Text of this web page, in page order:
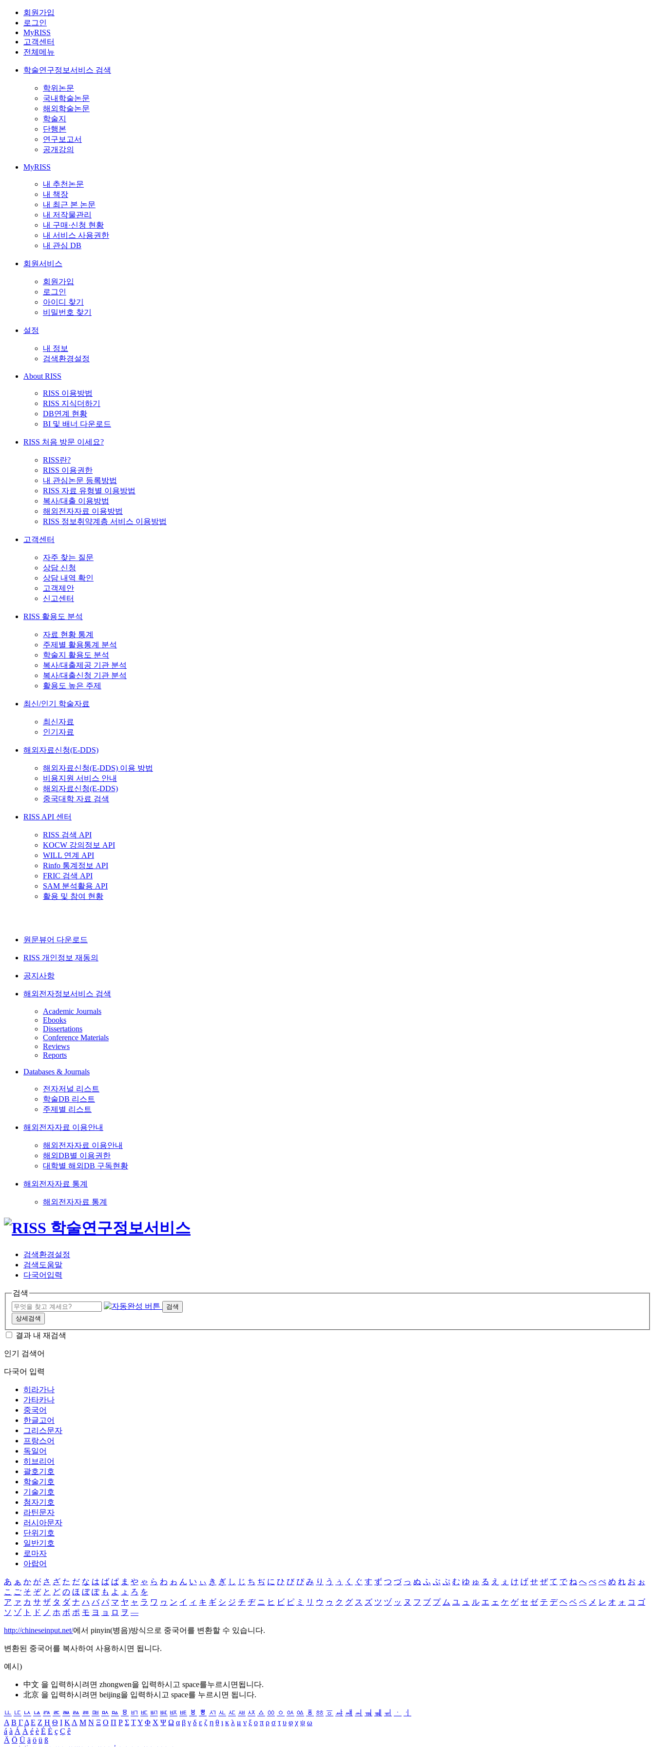
회원가입
로그인
MyRISS
고객센터
전체메뉴
학술연구정보서비스 검색
학위논문
국내학술논문
해외학술논문
학술지
단행본
연구보고서
공개강의
MyRISS
내 추천논문
내 책장
내 최근 본 논문
내 저작물관리
내 구매·신청 현황
내 서비스 사용권한
내 관심 DB
회원서비스
회원가입
로그인
아이디 찾기
비밀번호 찾기
설정
내 정보
검색환경설정
About RISS
RISS 이용방법
RISS 지식더하기
DB연계 현황
BI 및 배너 다운로드
RISS 처음 방문 이세요?
RISS란?
RISS 이용권한
내 관심논문 등록방법
RISS 자료 유형별 이용방법
복사/대출 이용방법
해외전자자료 이용방법
RISS 정보취약계층 서비스 이용방법
고객센터
자주 찾는 질문
상담 신청
상담 내역 확인
고객제안
신고센터
RISS 활용도 분석
자료 현황 통계
주제별 활용통계 분석
학술지 활용도 분석
복사/대출제공 기관 분석
복사/대출신청 기관 분석
활용도 높은 주제
최신/인기 학술자료
최신자료
인기자료
해외자료신청(E-DDS)
해외자료신청(E-DDS) 이용 방법
비용지원 서비스 안내
해외자료신청(E-DDS)
중국대학 자료 검색
RISS API 센터
RISS 검색 API
KOCW 강의정보 API
WILL 연계 API
Rinfo 통계정보 API
FRIC 검색 API
SAM 분석활용 API
활용 및 참여 현황
원문뷰어 다운로드
RISS 개인정보 재동의
공지사항
해외전자정보서비스 검색
Academic Journals
Ebooks
Dissertations
Conference Materials
Reviews
Reports
Databases & Journals
전자저널 리스트
학술DB 리스트
주제별 리스트
해외전자자료 이용안내
해외전자자료 이용안내
해외DB별 이용권한
대학별 해외DB 구독현황
해외전자자료 통계
해외전자자료 통계
검색환경설정
검색도움말
다국어입력
검색
검색
상세검색
결과 내 재검색
인기 검색어
다국어 입력
히라가나
가타카나
중국어
한글고어
그리스문자
프랑스어
독일어
히브리어
괄호기호
학술기호
기술기호
첨자기호
라틴문자
러시아문자
단위기호
일반기호
로마자
아랍어
あ ぁ か が さ ざ た だ な は ば ぱ ま や ゃ ら わ ゎ ん い ぃ き ぎ し じ ち ぢ に ひ び ぴ み り う ぅ く ぐ す ず つ づ っ ぬ ふ ぶ ぷ む ゆ ゅ る え ぇ け げ せ ぜ て で ね へ べ ぺ め れ お ぉ
こ ご そ ぞ と ど の ほ ぼ ぽ も よ ょ ろ を
ア ァ カ サ ザ タ ダ ナ ハ バ パ マ ヤ ャ ラ ワ ヮ ン イ ィ キ ギ シ ジ チ ヂ ニ ヒ ビ ピ ミ リ ウ ゥ ク グ ス ズ ツ ヅ ッ ヌ フ ブ プ ム ユ ュ ル エ ェ ケ ゲ セ ゼ テ デ ヘ ベ ペ メ レ オ ォ コ ゴ
ソ ゾ ト ド ノ ホ ボ ポ モ ヨ ョ ロ ヲ ―
http://chineseinput.net/에서 pinyin(병음)방식으로 중국어를 변환할 수 있습니다.
변환된 중국어를 복사하여 사용하시면 됩니다.
예시)
中文 을 입력하시려면 zhongwen을 입력하시고 space를누르시면됩니다.
北京 을 입력하시려면 beijing을 입력하시고 space를 누르시면 됩니다.
ㅥ ㅦ ㅧ ㅨ ㅩ ㅪ ㅫ ㅬ ㅭ ㅮ ㅯ ㅰ ㅱ ㅲ ㅳ ㅴ ㅵ ㅶ ㅷ ㅸ ㅹ ㅺ ㅻ ㅼ ㅽ ㅾ ㅿ ㆀ ㆁ ㆂ ㆃ ㆄ ㆅ ㆆ ㆇ ㆈ ㆉ ㆊ ㆋ ㆌ ㆍ
ㆎ
Α Β ΓΔ Ε Ζ Η Θ Ι ΚΛ Μ Ν Ξ Ο Π Ρ Σ ΤΥ Φ Χ Ψ Ω α β γ δ ε ζ η θ ι κ λ μ ν ξ ο π ρ σ τ υ φ χ ψ ω
á à Á À é è É È ç Ç ê
Ä Ö Ü ä ö ü ß